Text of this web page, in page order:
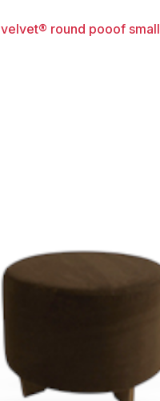
velvet® round pooof small